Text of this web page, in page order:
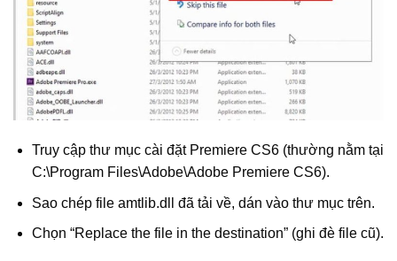
Truy cập thư mục cài đặt Premiere CS6 (thường nằm tại
C:\Program Files\Adobe\Adobe Premiere CS6).
Sao chép file amtlib.dll đã tải về, dán vào thư mục trên.
Chọn “Replace the file in the destination” (ghi đè file cũ).